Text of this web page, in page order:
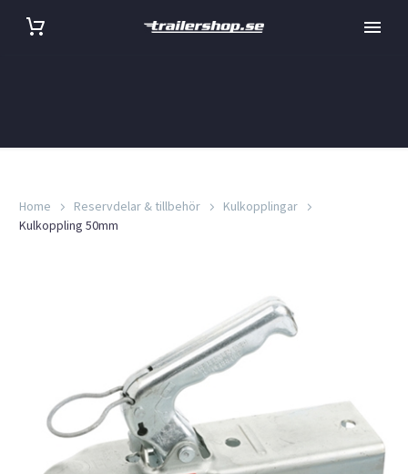
Home Reservdelar & tillbehör
Kulkopplingar
Kulkoppling 50mm